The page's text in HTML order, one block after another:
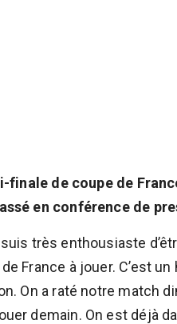
finale de coupe de
en conférence de
très enthousiaste
France à jouer. C’est
On a raté notre match
demain. On est déjà